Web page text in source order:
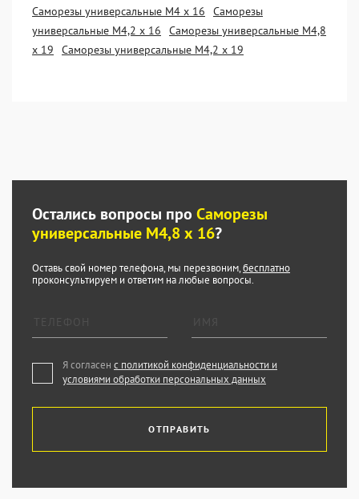
Саморезы универсальные М4 х 16
Саморезы
универсальные М4,2 х 16
Саморезы универсальные М4,8
х 19
Саморезы универсальные М4,2 х 19
Остались вопросы про Саморезы
универсальные М4,8 х 16?
Оставь свой номер телефона, мы перезвоним,бесплатно
проконсультируем и ответим на любые вопросы.
Я согласен с политикой конфиденциальности и
условиями обработки персональных данных
ОТПРАВИТЬ